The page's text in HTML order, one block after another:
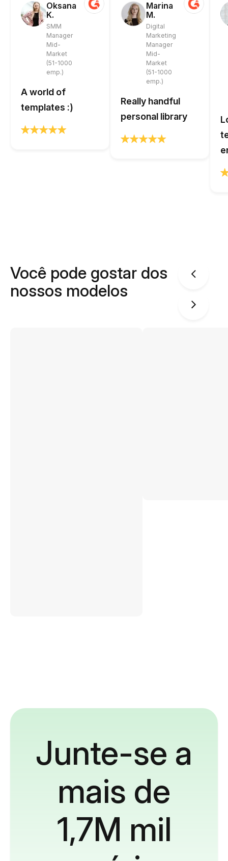
Oksana
K.
SMM
Manager
Mid-
Market
(51-1000
emp.)
A world of
templates :)
Marina
M.
Digital
Marketing
Manager
Mid-
Market
(51-1000
emp.)
Really handful
personal library
Você pode gostar dos
nossos modelos
Junte-se a
mais de
1,7M mil